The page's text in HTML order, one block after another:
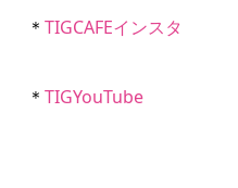
＊ TIGCAFEインスタ
＊ TIGYouTube